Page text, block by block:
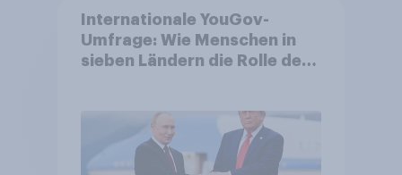
Internationale YouGov-
Umfrage: Wie Menschen in
sieben Ländern die Rolle der
Bedrohungen und Bündnisse
bewerten